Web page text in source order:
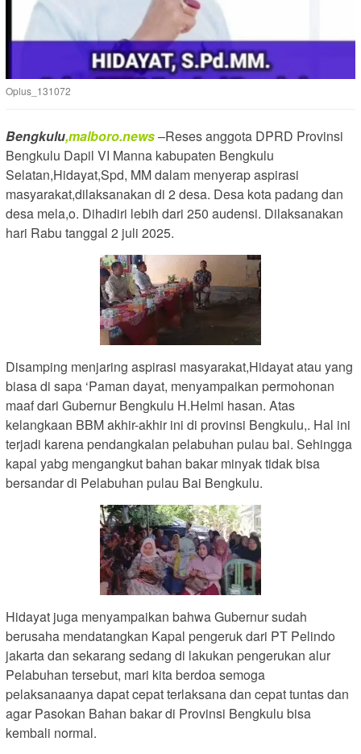
Oplus_131072
Bengkulu,malboro.news–Reses anggota DPRD Provinsi
Bengkulu Dapil VI Manna kabupaten Bengkulu
Selatan,Hidayat,Spd, MM dalam menyerap aspirasi
masyarakat,dilaksanakan di 2 desa. Desa kota padang dan
desa mela,o. Dihadiri lebih dari 250 audensi. Dilaksanakan
hari Rabu tanggal 2 juli 2025.
Disamping menjaring aspirasi masyarakat,Hidayat atau yang
biasa di sapa ‘Paman dayat, menyampaikan permohonan
maaf dari Gubernur Bengkulu H.Helmi hasan. Atas
kelangkaan BBM akhir-akhir ini di provinsi Bengkulu,. Hal ini
terjadi karena pendangkalan pelabuhan pulau bai. Sehingga
kapal yabg mengangkut bahan bakar minyak tidak bisa
bersandar di Pelabuhan pulau Bai Bengkulu.
Hidayat juga menyampaikan bahwa Gubernur sudah
berusaha mendatangkan Kapal pengeruk dari PT Pelindo
jakarta dan sekarang sedang di lakukan pengerukan alur
Pelabuhan tersebut, mari kita berdoa semoga
pelaksanaanya dapat cepat terlaksana dan cepat tuntas dan
agar Pasokan Bahan bakar di Provinsi Bengkulu bisa
kembali normal.